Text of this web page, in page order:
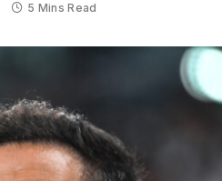
5 Mins Read